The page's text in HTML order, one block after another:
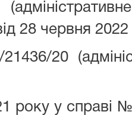
28 червня
20
року у справі